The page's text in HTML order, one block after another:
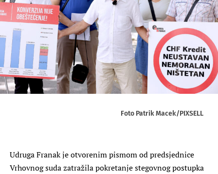
Foto Patrik Macek/PIXSELL
Udruga Franak je otvorenim pismom od predsjednice
Vrhovnog suda zatražila pokretanje stegovnog postupka